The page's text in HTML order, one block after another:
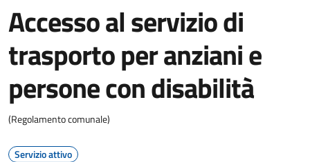
Accesso al servizio di
trasporto per anziani e
persone con disabilità
(Regolamento comunale)
Servizio attivo